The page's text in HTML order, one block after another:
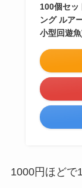
100個セッ
ング ルア
小型回遊
1000円ほどで